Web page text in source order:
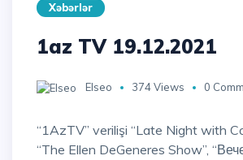
Xəbərlər
1az TV 19.12.2021
Elseo 374 Views 0
“1AzTV” verilişi “Late Night with Conan O’Brien”,
“The Ellen DeGeneres Show”,